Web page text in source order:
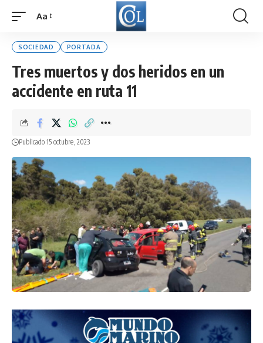
Font
Aa
SOCIEDAD PORTADA
Tres muertos y dos heridos en un
accidente en ruta 11
Publicado 15 octubre, 2023